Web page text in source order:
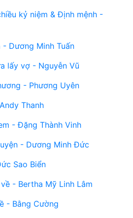
kỷ niệm & Định mệnh -
Dương Minh Tuấn
lấy vợ - Nguyễn Vũ
- Phương Uyên
Thanh
- Đặng Thành Vinh
- Dương Minh Đức
Sao Biển
- Bertha Mỹ Linh Lâm
- Bằng Cường